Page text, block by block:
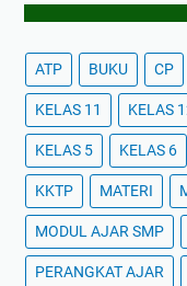
ATP BUKU CP
KELAS 11 KELAS
KELAS 5 KELAS 6
KKTP MATERI
MODUL AJAR SMP
PERANGKAT AJAR